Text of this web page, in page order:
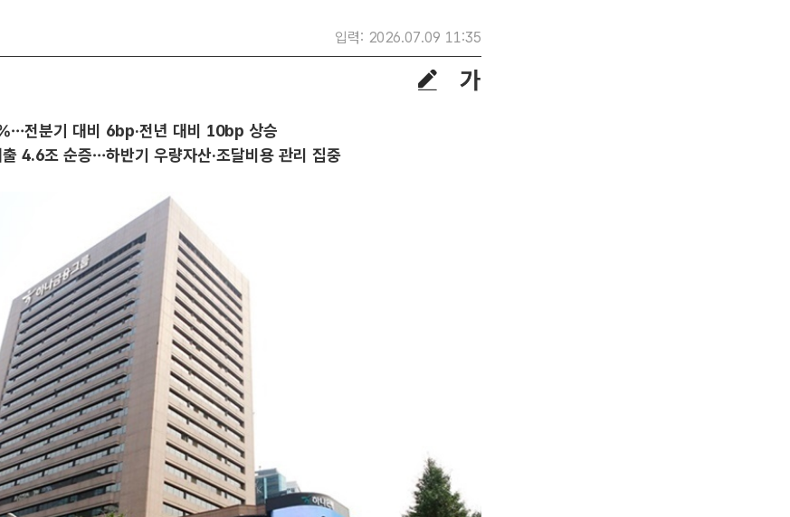
입력: 2026.07.09 11:35
전분기 대비 6bp·전년 대비 10bp 상승
4.6조 순증…하반기 우량자산·조달비용 관리 집중